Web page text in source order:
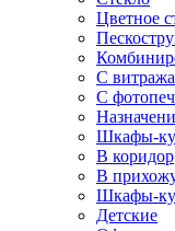
Цветное
С
С
Шкафы-
В коридор
В
Шкафы-
Детские